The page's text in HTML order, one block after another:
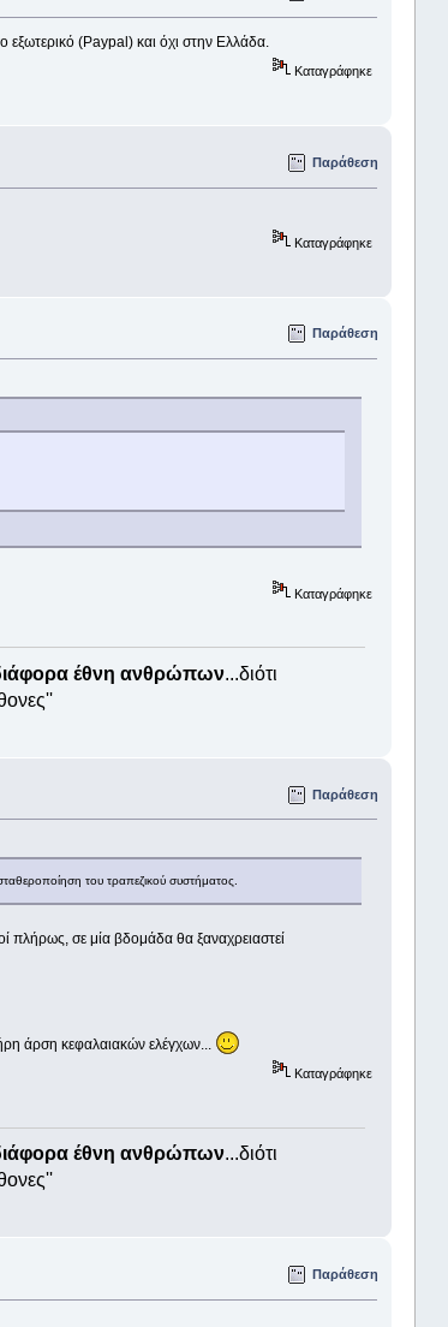
(Paypal) και όχι στην Ελλάδα.
Καταγράφηκε
Παράθεση
Καταγράφηκε
Παράθεση
Καταγράφηκε
έθνη ανθρώπων...διότι
Παράθεση
του τραπεζικού συστήματος.
πλήρως, σε μία βδομάδα θα ξαναχρειαστεί
άρση κεφαλαιακών ελέγχων...
Καταγράφηκε
έθνη ανθρώπων...διότι
Παράθεση